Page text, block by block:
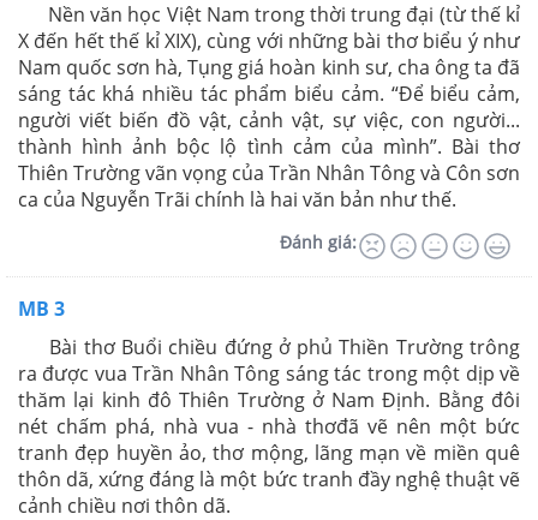
Nền văn học Việt Nam trong thời trung đại (từ thế kỉ
X đến hết thế kỉ XIX), cùng với những bài thơ biểu ý như
Nam quốc sơn hà, Tụng giá hoàn kinh sư, cha ông ta đã
sáng tác khá nhiều tác phẩm biểu cảm. “Để biểu cảm,
người viết biến đồ vật, cảnh vật, sự việc, con người...
thành hình ảnh bộc lộ tình cảm của mình”. Bài thơ
Thiên Trường vãn vọng của Trần Nhân Tông và Côn sơn
ca của Nguyễn Trãi chính là hai văn bản như thế.
Đánh giá:
MB 3
Bài thơ Buổi chiều đứng ở phủ Thiền Trường trông
ra được vua Trần Nhân Tông sáng tác trong một dịp về
thăm lại kinh đô Thiên Trường ở Nam Định. Bằng đôi
nét chấm phá, nhà vua - nhà thơđã vẽ nên một bức
tranh đẹp huyền ảo, thơ mộng, lãng mạn về miền quê
thôn dã, xứng đáng là một bức tranh đầy nghệ thuật vẽ
cảnh chiều nơi thôn dã.